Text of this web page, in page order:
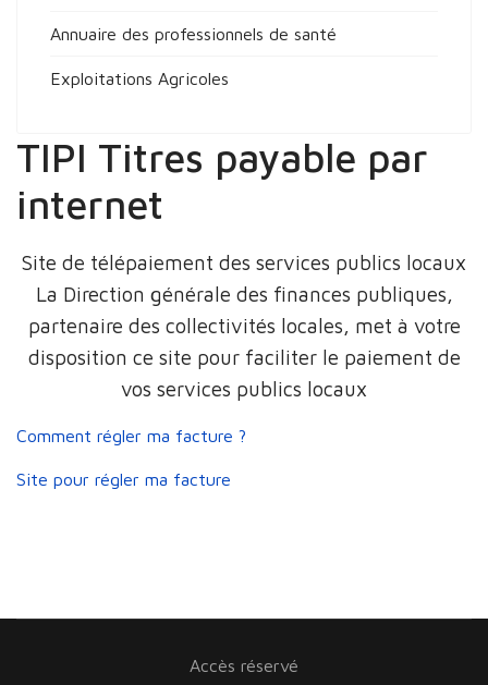
Annuaire des professionnels de santé
Exploitations Agricoles
TIPI Titres payable par
internet
Site de télépaiement des services publics locaux
La Direction générale des finances publiques,
partenaire des collectivités locales, met à votre
disposition ce site pour faciliter le paiement de
vos services publics locaux
Comment régler ma facture ?
Site pour régler ma facture
Accès réservé